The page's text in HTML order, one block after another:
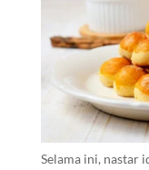
Selama ini, nastar